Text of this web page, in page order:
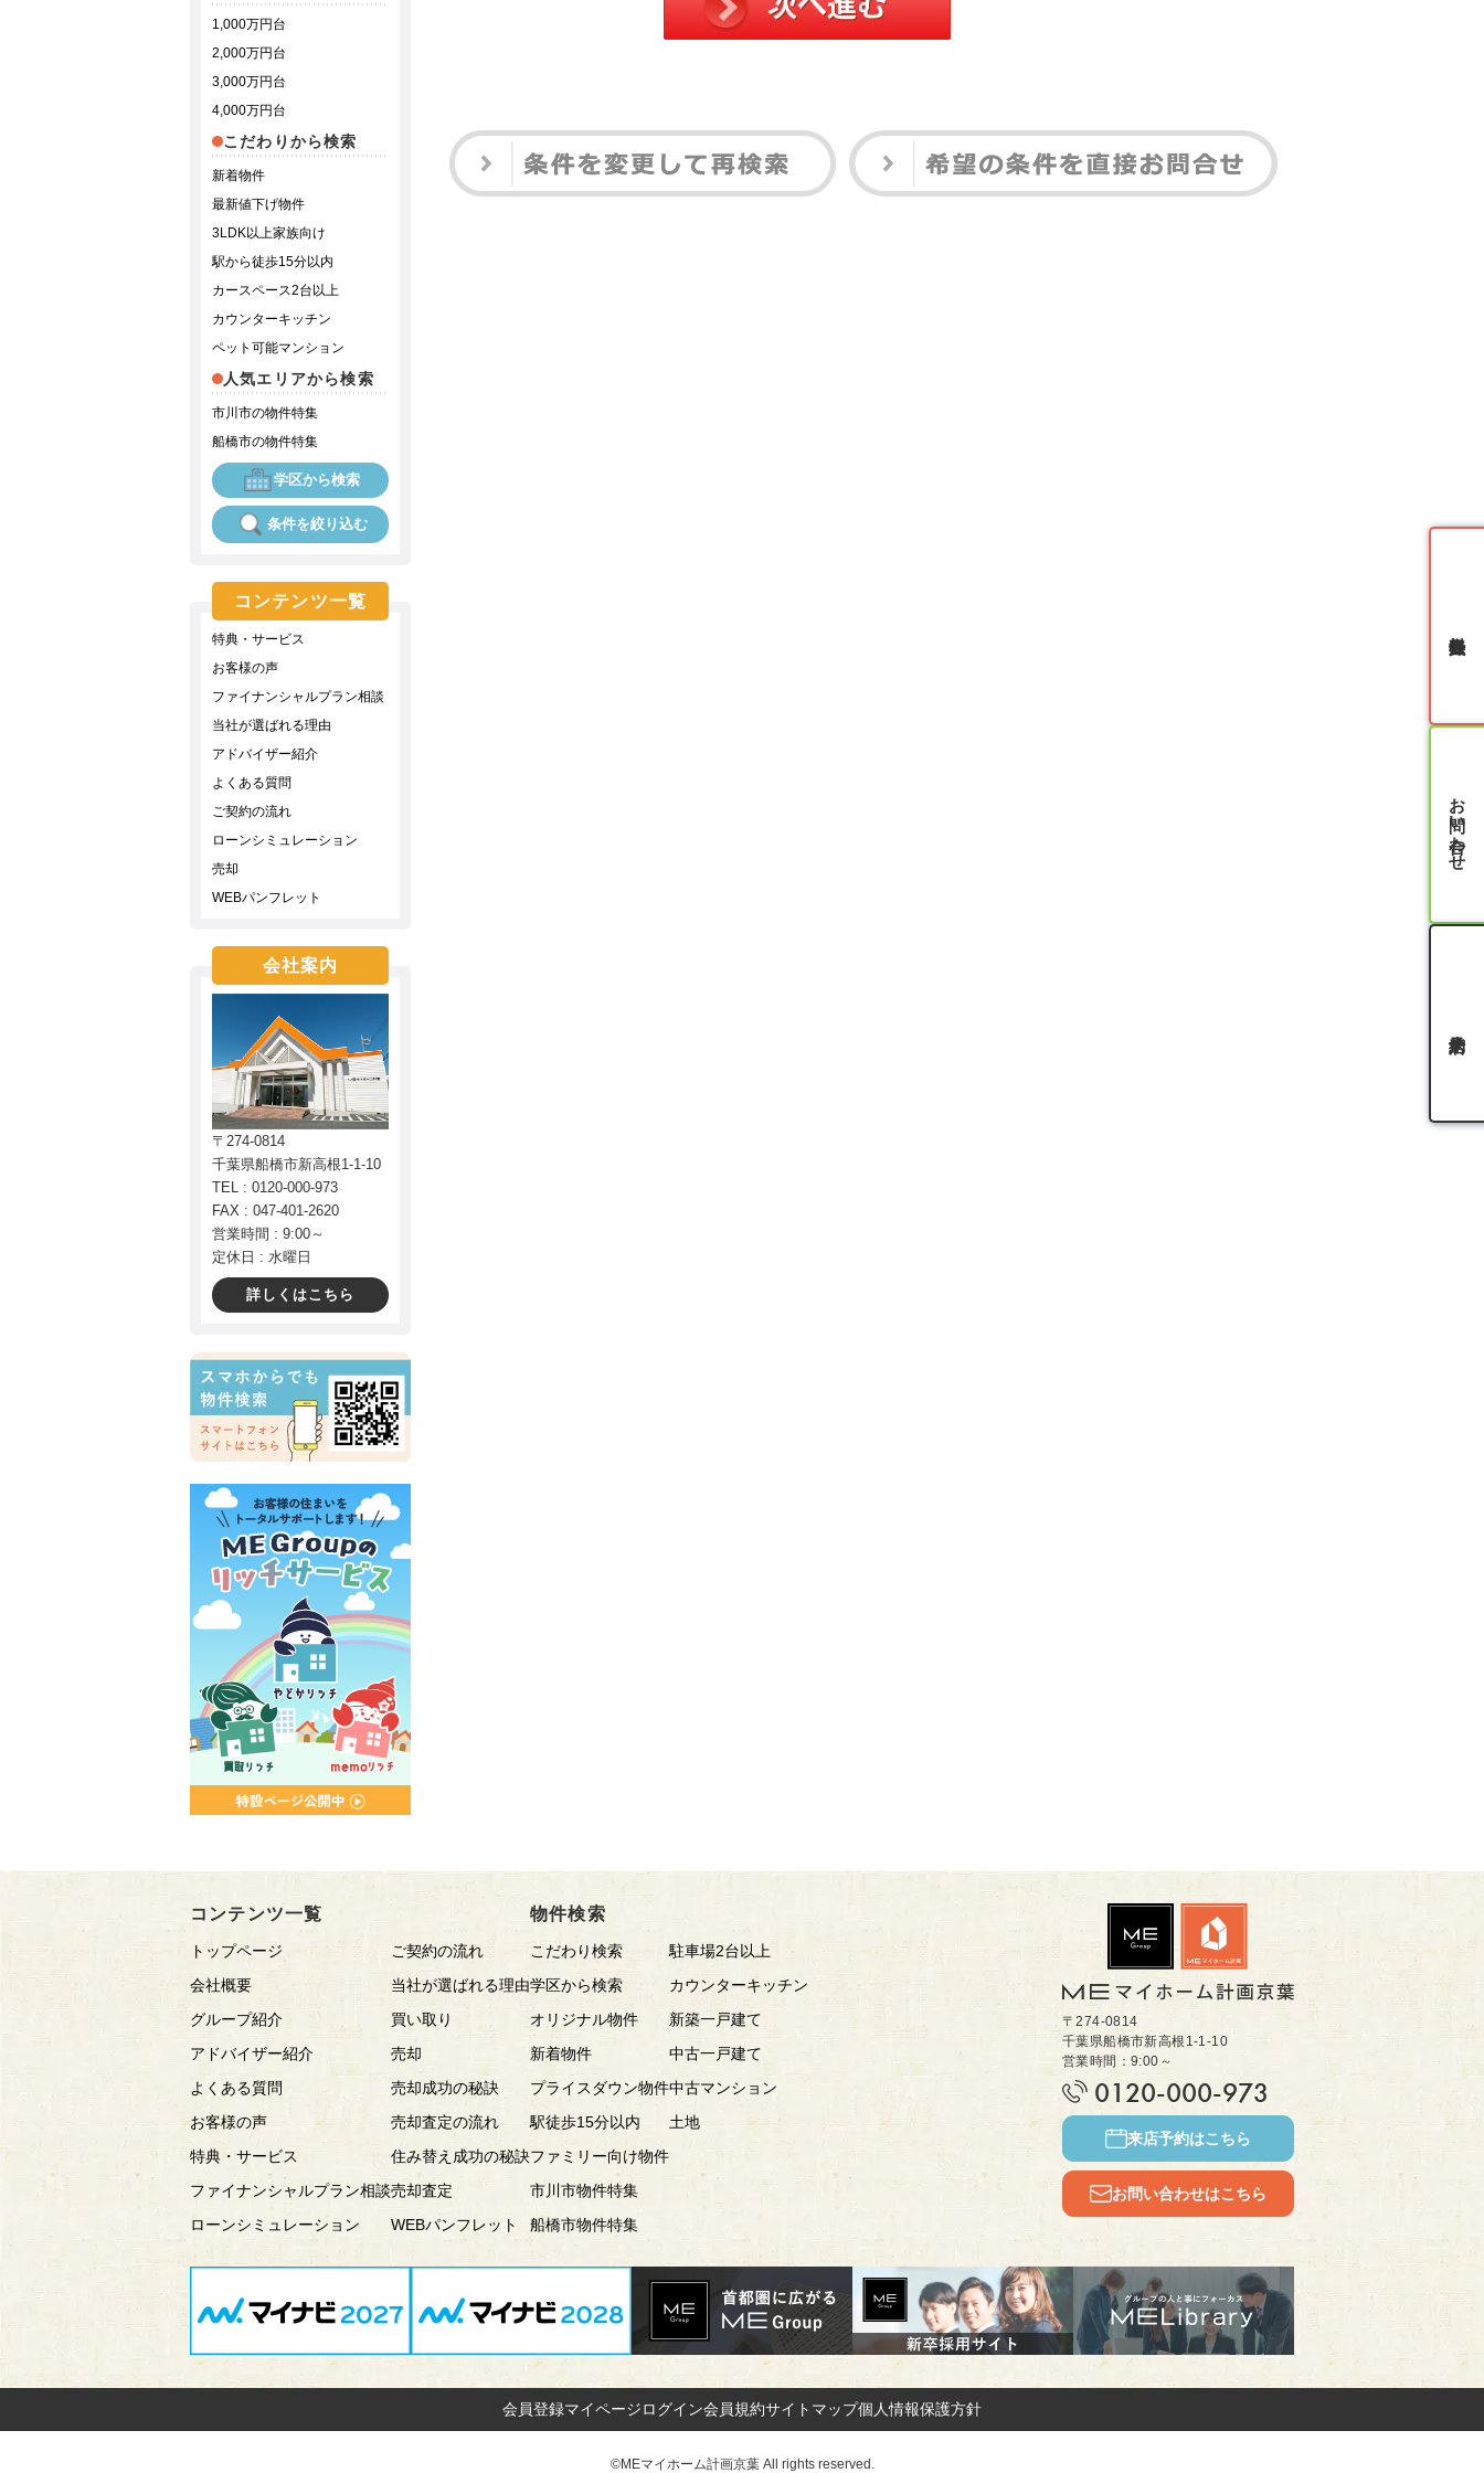
1,000万円台
2,000万円台
3,000万円台
4,000万円台
こだわりから検索
新着物件
最新値下げ物件
3LDK以上家族向け
駅から徒歩15分以内
カースペース2台以上
カウンターキッチン
ペット可能マンション
人気エリアから検索
市川市の物件特集
船橋市の物件特集
学区から検索
条件を絞り込む
コンテンツ一覧
特典・サービス
お客様の声
ファイナンシャルプラン相談
当社が選ばれる理由
アドバイザー紹介
よくある質問
ご契約の流れ
ローンシミュレーション
売却
WEBパンフレット
会社案内
〒274-0814
千葉県船橋市新高根1-1-10
TEL : 0120-000-973
FAX : 047-401-2620
営業時間 : 9:00～
定休日 : 水曜日
詳しくはこちら
コンテンツ一覧
トップページ
会社概要
グループ紹介
アドバイザー紹介
よくある質問
お客様の声
特典・サービス
ファイナンシャルプラン相談
ローンシミュレーション
ご契約の流れ
当社が選ばれる理由
買い取り
売却
売却成功の秘訣
売却査定の流れ
住み替え成功の秘訣
売却査定
WEBパンフレット
物件検索
こだわり検索
学区から検索
オリジナル物件
新着物件
プライスダウン物件
駅徒歩15分以内
ファミリー向け物件
市川市物件特集
船橋市物件特集
駐車場2台以上
カウンターキッチン
新築一戸建て
中古一戸建て
中古マンション
土地
〒274-0814
千葉県船橋市新高根1-1-10
営業時間：9:00～
0120-000-973
来店予約はこちら
お問い合わせはこちら
会員登録マイページログイン会員規約サイトマップ個人情報保護方針
©MEマイホーム計画京葉 All rights reserved.
お問い合わせ